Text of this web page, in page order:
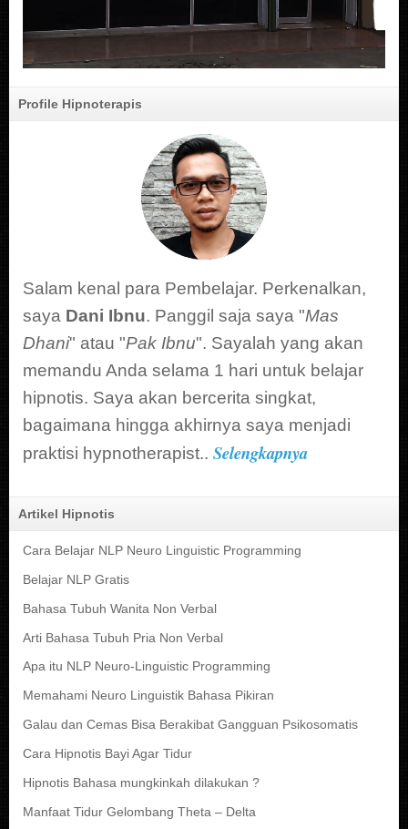
Profile Hipnoterapis
Salam kenal para Pembelajar. Perkenalkan,
saya Dani Ibnu. Panggil saja saya "Mas
Dhani" atau "Pak Ibnu". Sayalah yang akan
memandu Anda selama 1 hari untuk belajar
hipnotis. Saya akan bercerita singkat,
bagaimana hingga akhirnya saya menjadi
praktisi hypnotherapist.. Selengkapnya
Artikel Hipnotis
Cara Belajar NLP Neuro Linguistic Programming
Belajar NLP Gratis
Bahasa Tubuh Wanita Non Verbal
Arti Bahasa Tubuh Pria Non Verbal
Apa itu NLP Neuro-Linguistic Programming
Memahami Neuro Linguistik Bahasa Pikiran
Galau dan Cemas Bisa Berakibat Gangguan Psikosomatis
Cara Hipnotis Bayi Agar Tidur
Hipnotis Bahasa mungkinkah dilakukan ?
Manfaat Tidur Gelombang Theta – Delta